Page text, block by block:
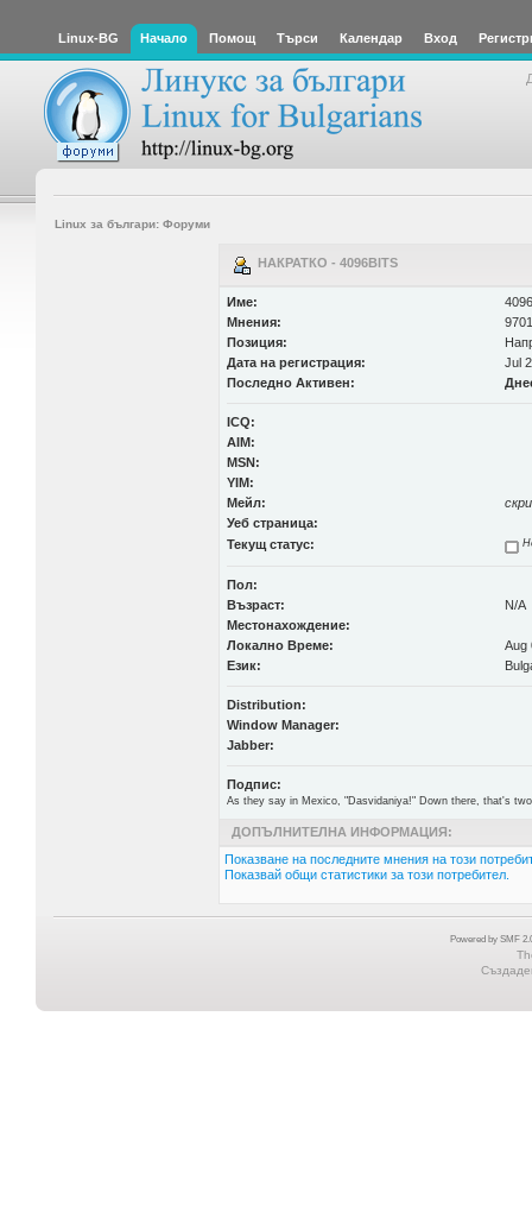
Linux-BG Начало Помощ Търси Календар Вход
Linux за българи: Форуми
НАКРАТКО - 4096BITS
Име:
Мнения:
Позиция:
Дата на регистрация:
Jul
Последно Активен:
ICQ:
AIM:
MSN:
YIM:
Мейл:
Уеб страница:
Текущ статус:
Пол:
Възраст:
N/A
Местонахождение:
Локално Време:
Aug
Език:
Distribution:
Window Manager:
Jabber:
Подпис:
As they say in Mexico, "Dasvidaniya!" Down there, that's
ДОПЪЛНИТЕЛНА ИНФОРМАЦИЯ:
Показване на последните мнения на този
Показвай общи статистики за този потребител.
Powered by SMF